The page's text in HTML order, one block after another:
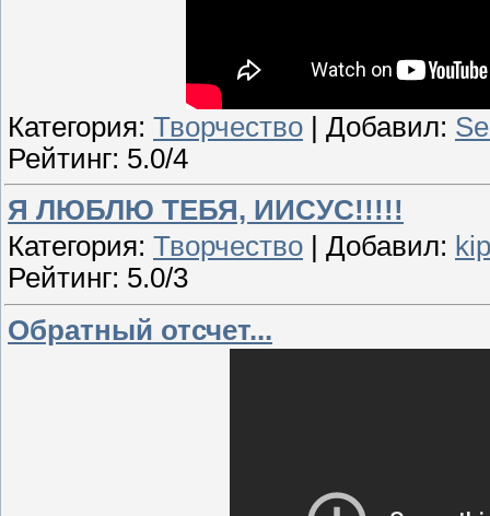
Категория: Творчество | Добавил:
Рейтинг: 5.0/4
Я ЛЮБЛЮ ТЕБЯ, ИИСУС!!!!!
Категория: Творчество | Добавил:
Рейтинг: 5.0/3
Обратный отсчет...